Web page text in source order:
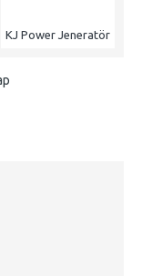
KJ Power Jeneratör